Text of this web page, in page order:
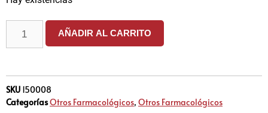
AÑADIR AL CARRITO
SKU 150008
CategoríasOtros Farmacológicos, Otros Farmacológicos